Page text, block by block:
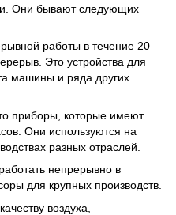
Они бывают следующих
работы в течение 20
Это устройства для
машины и ряда других
приборы, которые имеют
Они используются на
разных отраслей.
непрерывно в
для крупных производств.
воздуха,